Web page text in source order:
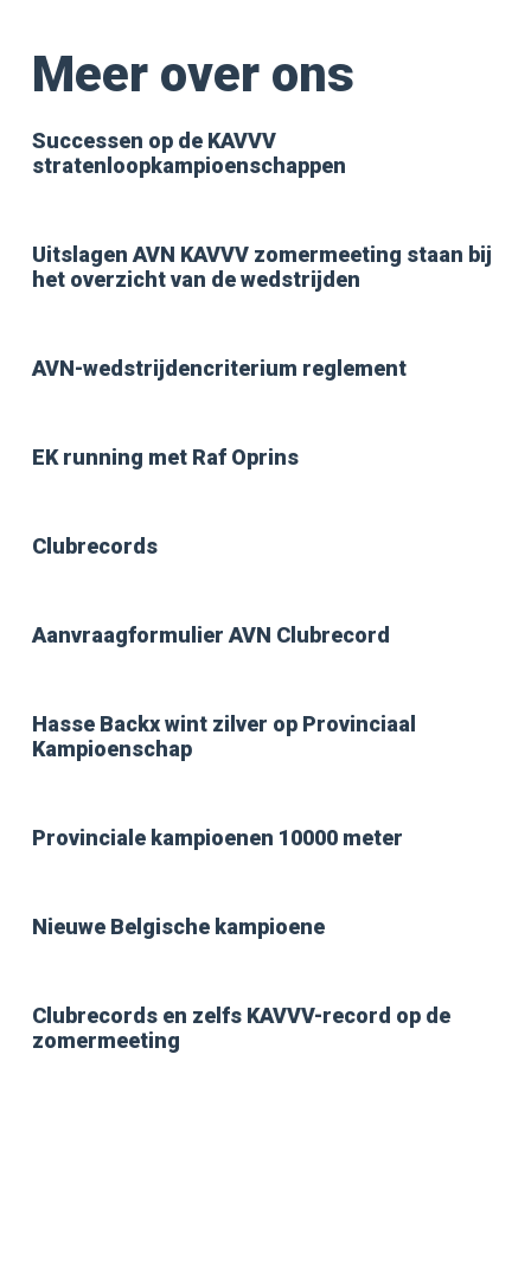
Meer over ons
Successen op de KAVVV
stratenloopkampioenschappen
Uitslagen AVN KAVVV zomermeeting staan bij
het overzicht van de wedstrijden
AVN-wedstrijdencriterium reglement
EK running met Raf Oprins
Clubrecords
Aanvraagformulier AVN Clubrecord
Hasse Backx wint zilver op Provinciaal
Kampioenschap
Provinciale kampioenen 10000 meter
Nieuwe Belgische kampioene
Clubrecords en zelfs KAVVV-record op de
zomermeeting